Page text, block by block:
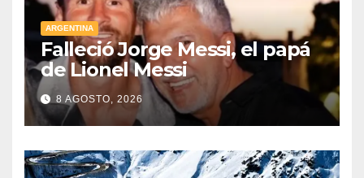
ARGENTINA
Falleció Jorge Messi, el papá
de Lionel Messi
8 AGOSTO, 2026